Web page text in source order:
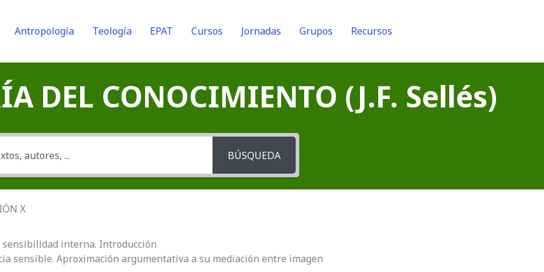
Antropología Teología EPAT Cursos Jornadas Grupos Recursos
DEL CONOCIMIENTO (J.F. Sellés)
BÚSQUEDA
X
sensibilidad interna. Introducción
sensible. Aproximación argumentativa a su mediación entre imagen